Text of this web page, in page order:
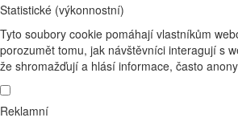
Statistické (výkonnostní)
Tyto soubory cookie pomáhají vlastníkům
porozumět tomu, jak návštěvníci interagují s
že shromažďují a hlásí informace, často
Reklamní